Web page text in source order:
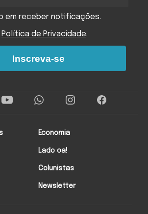
Economia
Lado oa!
Colunistas
Newsletter
em receber notificações.
Política de Privacidade.
Inscreva-se